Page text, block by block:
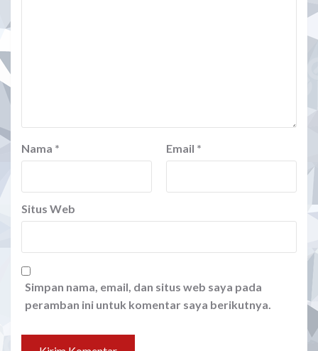
Nama * Email *
Situs Web
Simpan nama, email, dan situs web saya pada
peramban ini untuk komentar saya berikutnya.